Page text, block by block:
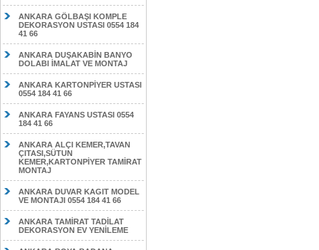
ANKARA GÖLBAŞI KOMPLE
DEKORASYON USTASI 0554 184
41 66
ANKARA DUŞAKABİN BANYO
DOLABI İMALAT VE MONTAJ
ANKARA KARTONPİYER USTASI
0554 184 41 66
ANKARA FAYANS USTASI 0554
184 41 66
ANKARA ALÇI KEMER,TAVAN
ÇITASI,SÜTUN
KEMER,KARTONPİYER TAMİRAT
MONTAJ
ANKARA DUVAR KAGIT MODEL
VE MONTAJI 0554 184 41 66
ANKARA TAMİRAT TADİLAT
DEKORASYON EV YENİLEME